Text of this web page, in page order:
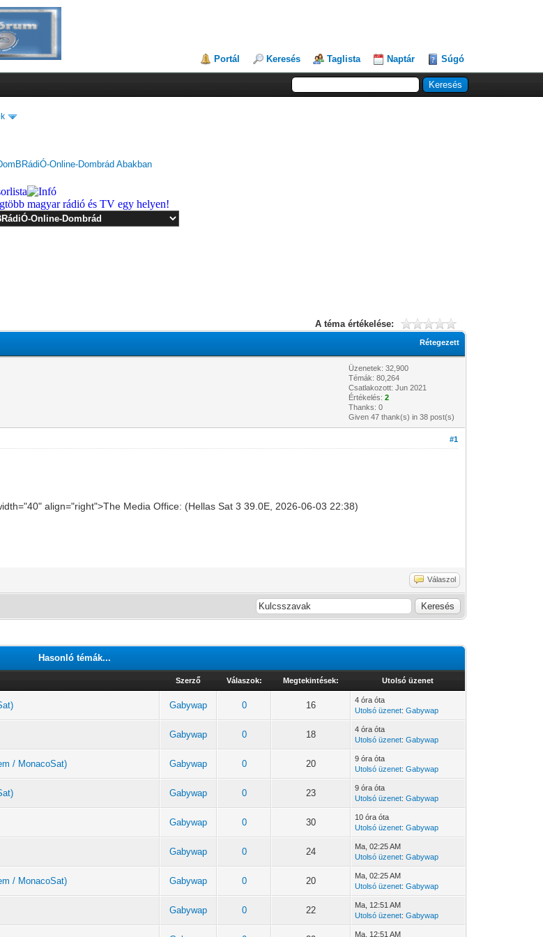
Portál Keresés Taglista Naptár Súgó
Online-Dombrád Abakban
A téma értékelése:
Rétegezett
Üzenetek: 32,900
Témák: 80,264
Csatlakozott: Jun 2021
Értékelés:2
Thanks: 0
Given 47 thank(s) in 38 post(s)
#1
align="right">The Media Office: (Hellas Sat 3 39.0E, 2026-06-03 22:38)
Válaszol
Hasonló témák...
Szerző Válaszok: Megtekintések: Utolsó üzenet
Gabywap 0 16
4 óra óta
Utolsó üzenet:Gabywap
Gabywap 0 18
4 óra óta
Utolsó üzenet:Gabywap
/ MonacoSat) Gabywap 0 20
9 óra óta
Utolsó üzenet:Gabywap
Gabywap 0 23
9 óra óta
Utolsó üzenet:Gabywap
Gabywap 0 30
10 óra óta
Utolsó üzenet:Gabywap
Gabywap 0 24 Ma , 02:25 AM
Utolsó üzenet:Gabywap
/ MonacoSat) Gabywap 0 20 Ma , 02:25 AM
Utolsó üzenet:Gabywap
Gabywap 0 22 Ma , 12:51 AM
Utolsó üzenet:Gabywap
Ma , 12:51 AM